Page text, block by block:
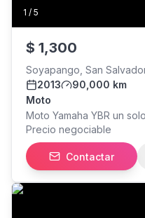
1 / 5
$ 1,300
Soyapango, San
2013
90,000 km
Moto
Moto Yamaha YBR un
Precio negociable
Contactar